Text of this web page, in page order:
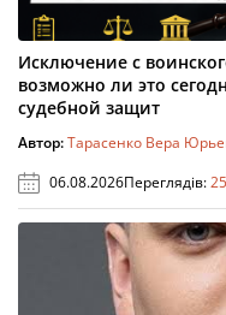
Исключение с
возможно ли это
судебной защит
Автор:Тарасенко Вера
06.08.2026Переглядів: